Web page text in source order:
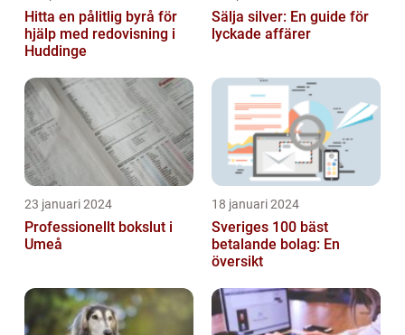
Hitta en pålitlig byrå för
hjälp med redovisning i
Huddinge
Sälja silver: En guide för
lyckade affärer
23 januari 2024
Professionellt bokslut i
Umeå
18 januari 2024
Sveriges 100 bäst
betalande bolag: En
översikt